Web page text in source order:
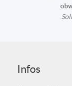
Infos